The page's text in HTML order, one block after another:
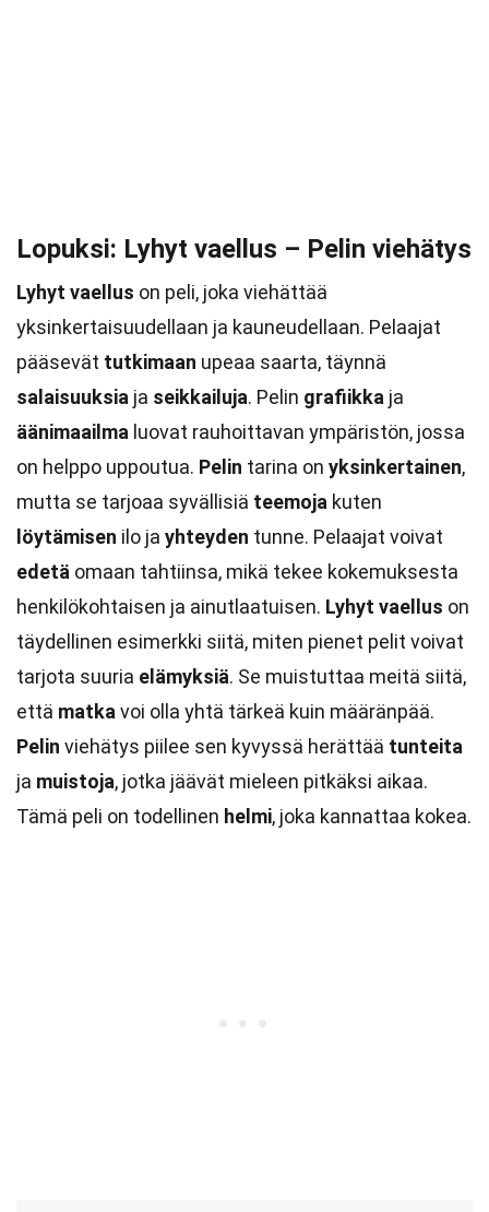
Lopuksi: Lyhyt vaellus – Pelin viehätys
Lyhyt vaellus on peli, joka viehättää
yksinkertaisuudellaan ja kauneudellaan. Pelaajat
pääsevät tutkimaan upeaa saarta, täynnä
salaisuuksia ja seikkailuja. Pelin grafiikka ja
äänimaailma luovat rauhoittavan ympäristön, jossa
on helppo uppoutua. Pelin tarina on yksinkertainen,
mutta se tarjoaa syvällisiä teemoja kuten
löytämisen ilo ja yhteyden tunne. Pelaajat voivat
edetä omaan tahtiinsa, mikä tekee kokemuksesta
henkilökohtaisen ja ainutlaatuisen. Lyhyt vaellus on
täydellinen esimerkki siitä, miten pienet pelit voivat
tarjota suuria elämyksiä. Se muistuttaa meitä siitä,
että matka voi olla yhtä tärkeä kuin määränpää.
Pelin viehätys piilee sen kyvyssä herättää tunteita
ja muistoja, jotka jäävät mieleen pitkäksi aikaa.
Tämä peli on todellinen helmi, joka kannattaa kokea.